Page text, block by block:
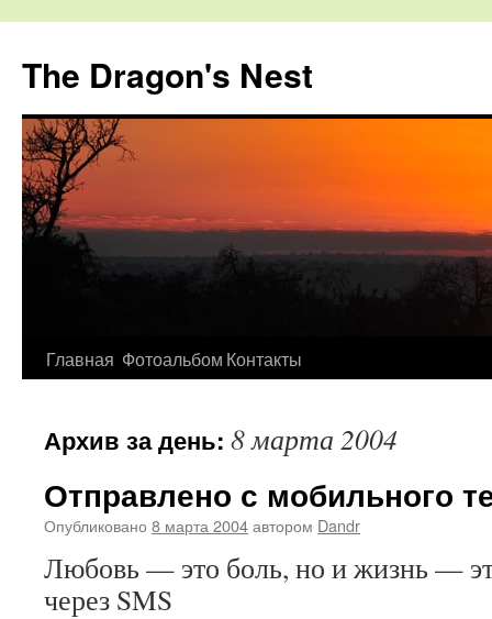
The Dragon's Nest
Перейти
содержимому
Главная Фотоальбом Контакты
Архив за день: 8 марта 2004
Отправлено с мобильного
Опубликовано 8 марта 2004автором Dandr
Любовь — это боль, но и жизнь —
через SMS